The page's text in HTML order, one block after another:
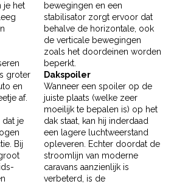
je het
groter
en
af.
dat je
Bij
bewegingen en een
stabilisator zorgt ervoor dat
behalve de horizontale, ook
de verticale bewegingen
zoals het doordeinen worden
beperkt.
Dakspoiler
Wanneer een spoiler op de
juiste plaats (welke zeer
moeilijk te bepalen is) op het
dak staat, kan hij inderdaad
een lagere luchtweerstand
opleveren. Echter doordat de
stroomlijn van moderne
caravans aanzienlijk is
verbeterd, is de